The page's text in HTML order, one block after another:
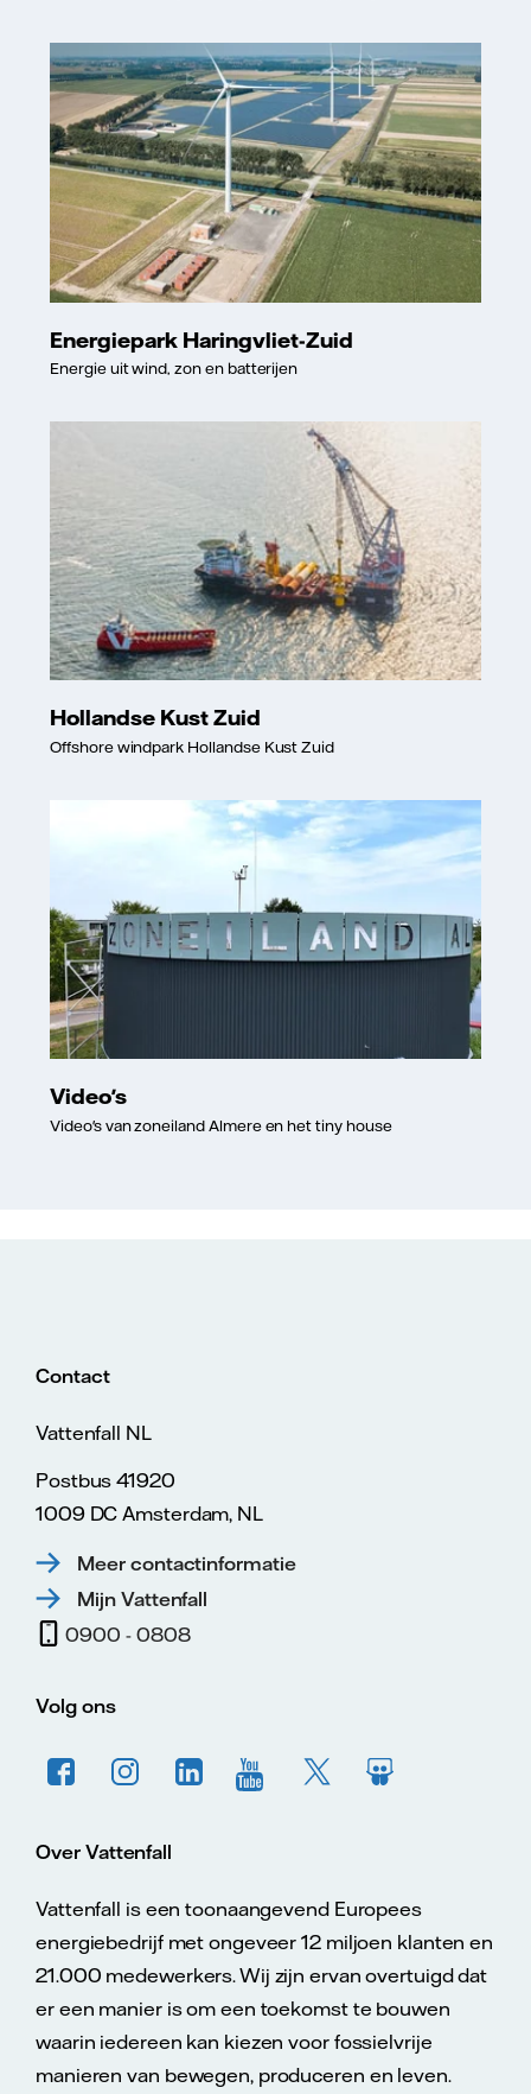
Energiepark Haringvliet-Zuid
Energie uit wind, zon en batterijen
Hollandse Kust Zuid
Offshore windpark Hollandse Kust Zuid
Video's
Video's van zoneiland Almere en het tiny house
Contact
Vattenfall NL
Postbus 41920
1009 DC Amsterdam, NL
Meer contactinformatie
Mijn Vattenfall
0900 - 0808
Volg ons
Over Vattenfall
Vattenfall is een toonaangevend Europees
energiebedrijf met ongeveer 12 miljoen klanten en
21.000 medewerkers. Wij zijn ervan overtuigd dat
er een manier is om een toekomst te bouwen
waarin iedereen kan kiezen voor fossielvrije
manieren van bewegen, produceren en leven.